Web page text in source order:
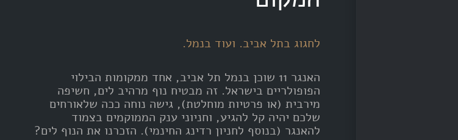
לחגוג בתל אביב. ועוד בנמל.
האנגר 11 שוכן בנמל תל אביב, אחד ממקומות הבילוי
הפופולריים בישראל. זה מבטיח נוף מרהיב לים, חשיפה
מירבית (או פרטיות מוחלטת), גישה נוחה ככה שלאורחים
שלכם יהיה קל להגיע, וחניוני ענק הממוקמים בצמוד
להאנגר (בנוסף לחניון רדינג החינמי). הזכרנו את הנוף לים?